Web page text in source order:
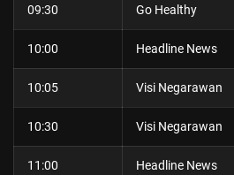
© 2026 Vision+. All rights
09:30 Go Healthy
10:00 Headline News
10:05 Visi Negarawan
10:30 Visi Negarawan
11:00 Headline News